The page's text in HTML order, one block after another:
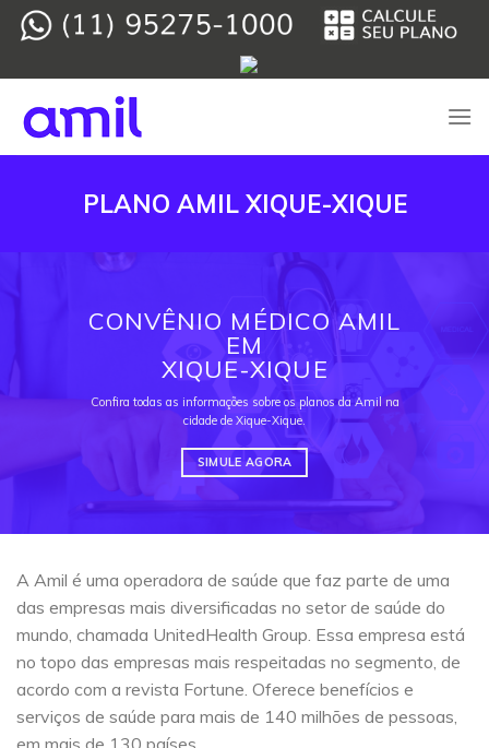
Skip
PLANO AMIL XIQUE-XIQUE
CONVÊNIO MÉDICO AMIL
EM
XIQUE-XIQUE
Confira todas as informações sobre os planos da Amil na
cidade de Xique-Xique.
SIMULE AGORA
A Amil é uma operadora de saúde que faz parte de uma
das empresas mais diversificadas no setor de saúde do
mundo, chamada UnitedHealth Group. Essa empresa está
no topo das empresas mais respeitadas no segmento, de
acordo com a revista Fortune. Oferece benefícios e
serviços de saúde para mais de 140 milhões de pessoas,
em mais de 130 países.